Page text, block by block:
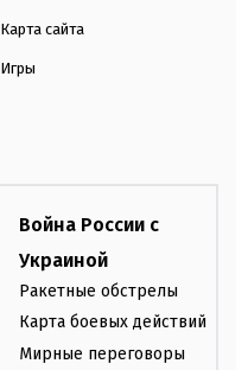
Карта сайта
Игры
Война России с
Украиной
Ракетные обстрелы
Карта боевых действий
Мирные переговоры